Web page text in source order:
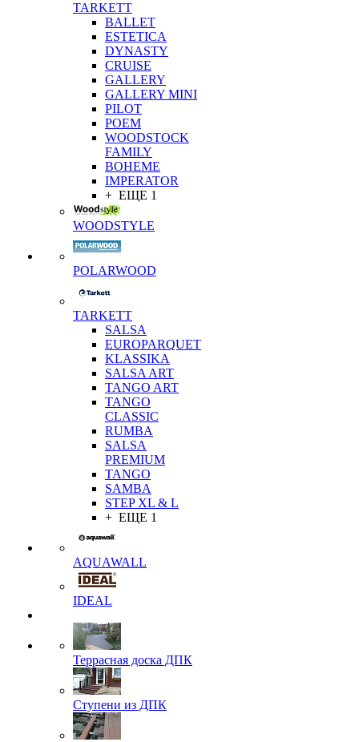
TARKETT
BALLET
ESTETICA
DYNASTY
CRUISE
GALLERY
GALLERY MINI
PILOT
POEM
WOODSTOCK
FAMILY
BOHEME
IMPERATOR
+ ЕЩЕ 1
WOODSTYLE
POLARWOOD
TARKETT
SALSA
EUROPARQUET
KLASSIKA
SALSA ART
TANGO ART
TANGO
CLASSIC
RUMBA
SALSA
PREMIUM
TANGO
SAMBA
STEP XL & L
+ ЕЩЕ 1
AQUAWALL
IDEAL
Террасная доска ДПК
Ступени из ДПК